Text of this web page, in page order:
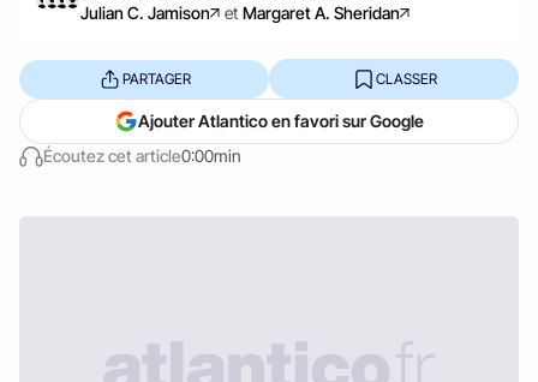
Julian C. Jamison
et Margaret A. Sheridan
Écoutez cet article0:00min
PARTAGER CLASSER
Ajouter Atlantico en favori sur Google